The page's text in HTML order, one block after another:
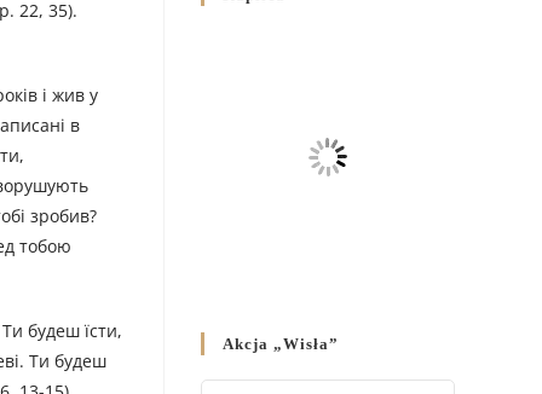
22, 35).
і жив у
в
зробив?
тобою
будеш їсти,
Ти будеш
Родин
Справ Молоді та встановленя
складу Катихитичної Комісії
днях 2-12 липня 2024 р.”
Akcja „Wisła”